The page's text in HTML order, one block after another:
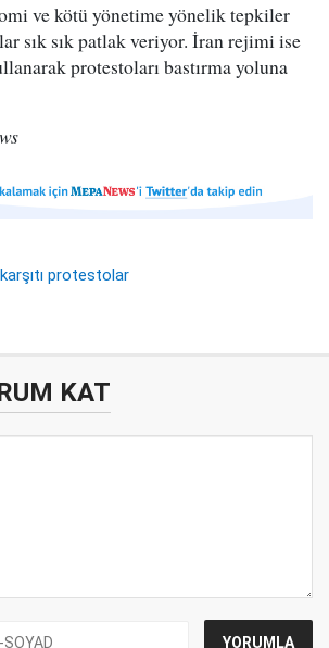
ve kötü yönetime yönelik tepkiler
sık sık patlak veriyor. İran rejimi ise
protestoları bastırma yoluna
protestolar
KAT